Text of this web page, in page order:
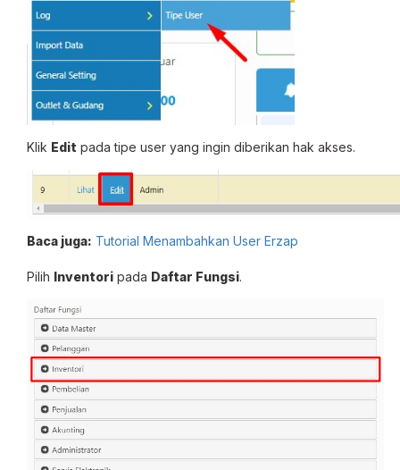
Klik Edit pada tipe user yang ingin diberikan hak akses.
Baca juga: Tutorial Menambahkan User Erzap
Pilih Inventori pada Daftar Fungsi.